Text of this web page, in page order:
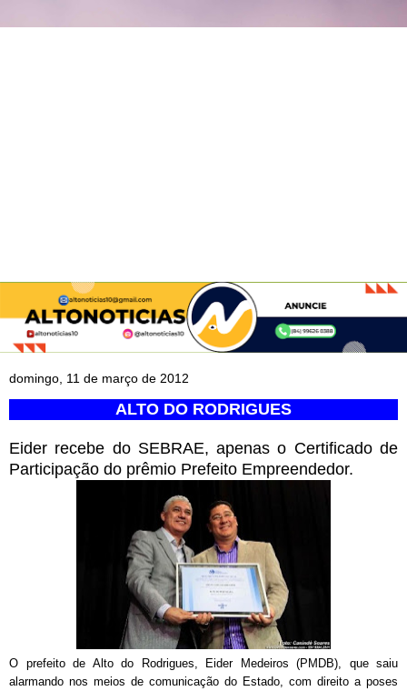
domingo, 11 de março de 2012
ALTO DO RODRIGUES
Eider recebe do SEBRAE, apenas o Certificado de
Participação do prêmio Prefeito Empreendedor.
O prefeito de Alto do Rodrigues, Eider Medeiros (PMDB), que saiu
alarmando nos meios de comunicação do Estado, com direito a poses